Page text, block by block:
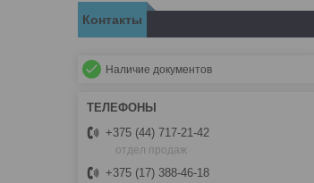
Контакты
Наличие документов
+375 (44) 717-21-42
отдел продаж
+375 (17) 388-46-18